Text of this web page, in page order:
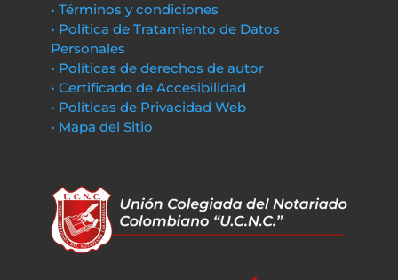
• Términos y condiciones
• Política de Tratamiento de Datos
Personales
• Políticas de derechos de autor
• Certificado de Accesibilidad
• Políticas de Privacidad Web
• Mapa del Sitio